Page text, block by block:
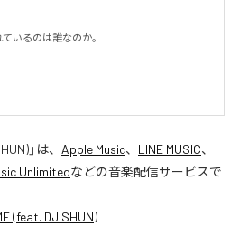
いるのは誰なのか。
」は、 Apple Music、 LINE MUSIC、
Unlimitedなどの音楽配信サービスで
(feat. DJ SHUN)